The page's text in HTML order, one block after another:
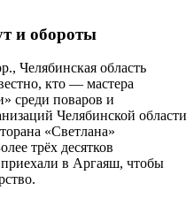
и обороты
область
кто — мастера
среди поваров и
Челябинской области
«Светлана»
трёх десятков
в Аргаяш, чтобы